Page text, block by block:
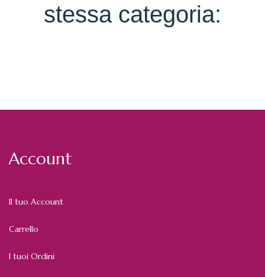
stessa categoria:
Account
Il tuo Account
Carrello
I tuoi Ordini